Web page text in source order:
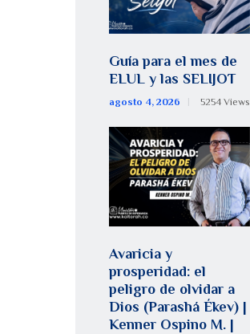
Guía para el mes de
ELUL y las SELIJOT
agosto 4, 2026 5254 Views
Avaricia y
prosperidad: el
peligro de olvidar a
Dios (Parashá Ékev) |
Kenner Ospino M. |